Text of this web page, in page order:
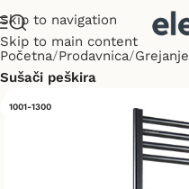
Skip to navigation
Skip to main content
Početna Prodavnica Grejanje
Sušači peškira
1001-1300